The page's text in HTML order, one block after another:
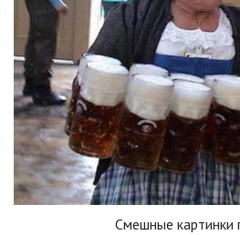
Смешные картинки